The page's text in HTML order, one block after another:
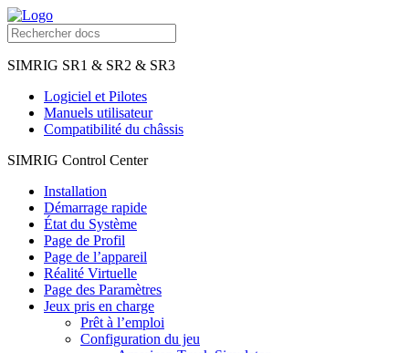
SIMRIG SR1 & SR2 & SR3
Logiciel et Pilotes
Manuels utilisateur
Compatibilité du châssis
SIMRIG Control Center
Installation
Démarrage rapide
État du Système
Page de Profil
Page de l’appareil
Réalité Virtuelle
Page des Paramètres
Jeux pris en charge
Prêt à l’emploi
Configuration du jeu